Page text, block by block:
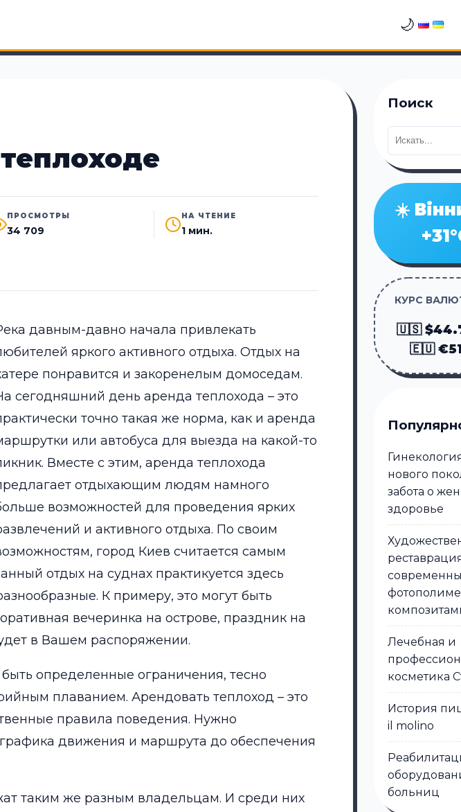
🌙
ПРОСМОТРЫ
34 709
НА ЧТЕНИЕ
1 мин.
давным-давно начала привлекать
яркого активного отдыха. Отдых на
понравится и закоренелым домоседам.
сегодняшний день аренда теплохода – это
точно такая же норма, как и аренда
или автобуса для выезда на какой-то
Вместе с этим, аренда теплохода
отдыхающим людям намного
возможностей для проведения ярких
и активного отдыха. По своим
город Киев считается самым
отдых на суднах практикуется здесь
К примеру, это могут быть
вечеринка на острове, праздник на
в Вашем распоряжении.
определенные ограничения, тесно
плаванием. Арендовать теплоход – это
правила поведения. Нужно
движения и маршрута до обеспечения
таким же разным владельцам. И среди них
Поиск
☀️
КУРС
🇺🇸
🇪🇺
нового
забота о
здоровье
Лечебная и
косметика
История
il molino
больниц